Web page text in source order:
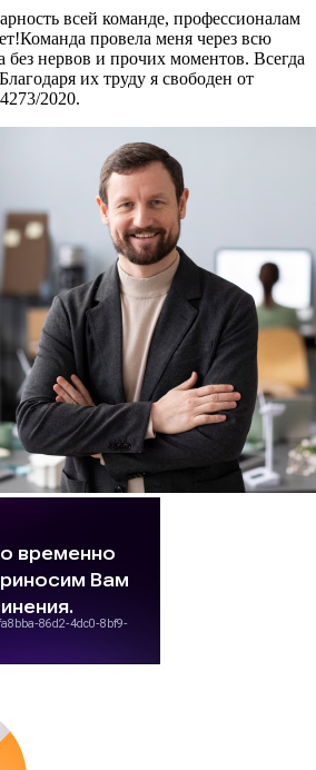
всей команде, профессионалам
провела меня через всю
без нервов и прочих моментов. Всегда
их труду я свободен от
2020.